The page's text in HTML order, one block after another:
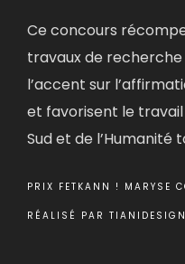
Ce concours
travaux de
l’accent sur
et favorisent le
Sud et de l’Humanité
PRIX FETKANN ! MARYSE
RÉALISÉ PAR